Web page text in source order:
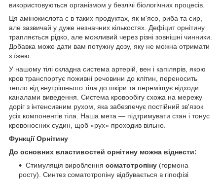
використовуються організмом у безлічі біологічних процесів.
Ця амінокислота є в таких продуктах, як м'ясо, риба та сир,
але зазвичай у дуже незначних кількостях. Дефіцит орнітину
трапляється рідко, але можливий через різні зовнішні чинники.
Добавка може дати вам потужну дозу, яку не можна отримати
з їжею.
У нашому тілі складна система артерій, вен і капілярів, якою
кров транспортує поживні речовини до клітин, переносить
тепло від внутрішнього тіла до шкіри та переміщує відходи
каналами виведення. Система кровообігу схожа на мережу
доріг з інтенсивним рухом, яка забезпечує постійний зв'язок
усіх компонентів тіла. Наша мета — підтримувати стан і тонус
кровоносних судин, щоб «рух» проходив вільно.
Функції Орнітину
До основних властивостей орнітину можна віднести:
Стимуляція вироблення соматотропіну (гормона
росту). Синтез соматотропіну відбувається в гіпофізі